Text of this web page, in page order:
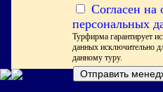
Согласен на
персональных
Турфирма гарантирует
данных исключительно
данному туру.